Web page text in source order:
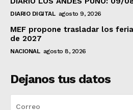
DIARIO DIGITAL agosto 9, 2026
MEF propone trasladar los
de 2027
NACIONAL agosto 8, 2026
Dejanos tus datos